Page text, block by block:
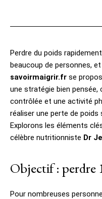
Perdre du poids
beaucoup de personnes,
savoirmaigrir.fr se
une stratégie bien pensée,
contrôlée et une activité
réaliser une perte de poids
Explorons les éléments
célèbre nutritionniste Dr
Objectif : perdre
Pour nombreuses